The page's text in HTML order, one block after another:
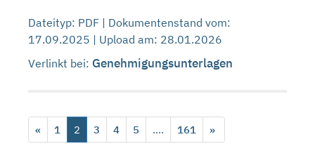
Dateityp: PDF | Dokumentenstand vom:
17.09.2025 | Upload am: 28.01.2026
Verlinkt bei: Genehmigungsunterlagen
« 1 2 3 4 5 .... 161 »